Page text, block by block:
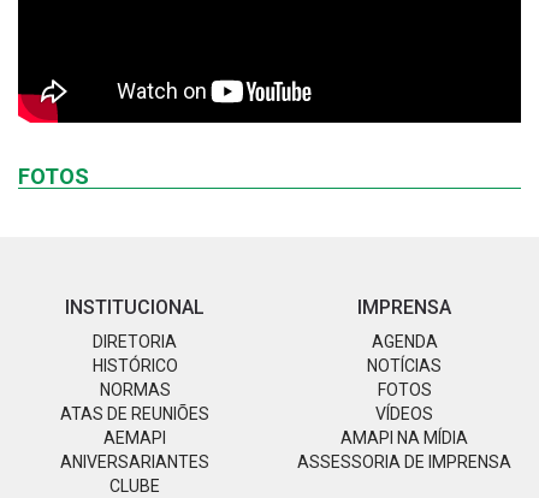
FOTOS
INSTITUCIONAL
DIRETORIA
HISTÓRICO
NORMAS
ATAS DE REUNIÕES
AEMAPI
ANIVERSARIANTES
CLUBE
IMPRENSA
AGENDA
NOTÍCIAS
FOTOS
VÍDEOS
AMAPI NA MÍDIA
ASSESSORIA DE IMPRENSA